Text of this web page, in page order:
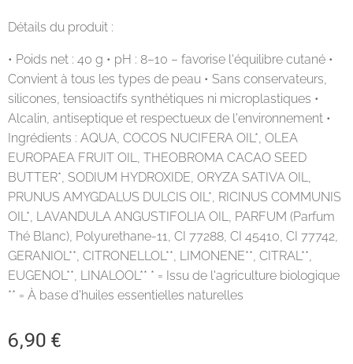
Détails du produit :
• Poids net : 40 g • pH : 8–10 – favorise l'équilibre cutané •
Convient à tous les types de peau • Sans conservateurs,
silicones, tensioactifs synthétiques ni microplastiques •
Alcalin, antiseptique et respectueux de l'environnement •
Ingrédients : AQUA, COCOS NUCIFERA OIL*, OLEA
EUROPAEA FRUIT OIL, THEOBROMA CACAO SEED
BUTTER*, SODIUM HYDROXIDE, ORYZA SATIVA OIL,
PRUNUS AMYGDALUS DULCIS OIL*, RICINUS COMMUNIS
OIL*, LAVANDULA ANGUSTIFOLIA OIL, PARFUM (Parfum
Thé Blanc), Polyurethane-11, CI 77288, CI 45410, CI 77742,
GERANIOL**, CITRONELLOL**, LIMONENE**, CITRAL**,
EUGENOL**, LINALOOL** * = Issu de l'agriculture biologique
** = À base d'huiles essentielles naturelles
6,90 €